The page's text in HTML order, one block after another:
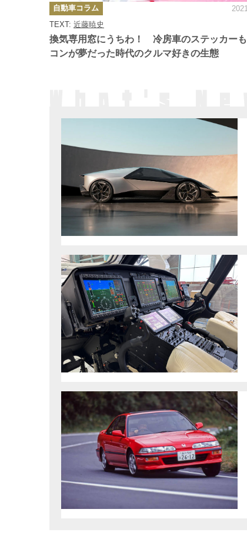
換気専用窓にうちわ！ 冷房車のステッカー
コンが夢だった時代のクルマ好きの生態
TEXT: 近藤暁史
カ
テ
ゴ
リ
ー
自動車コラム